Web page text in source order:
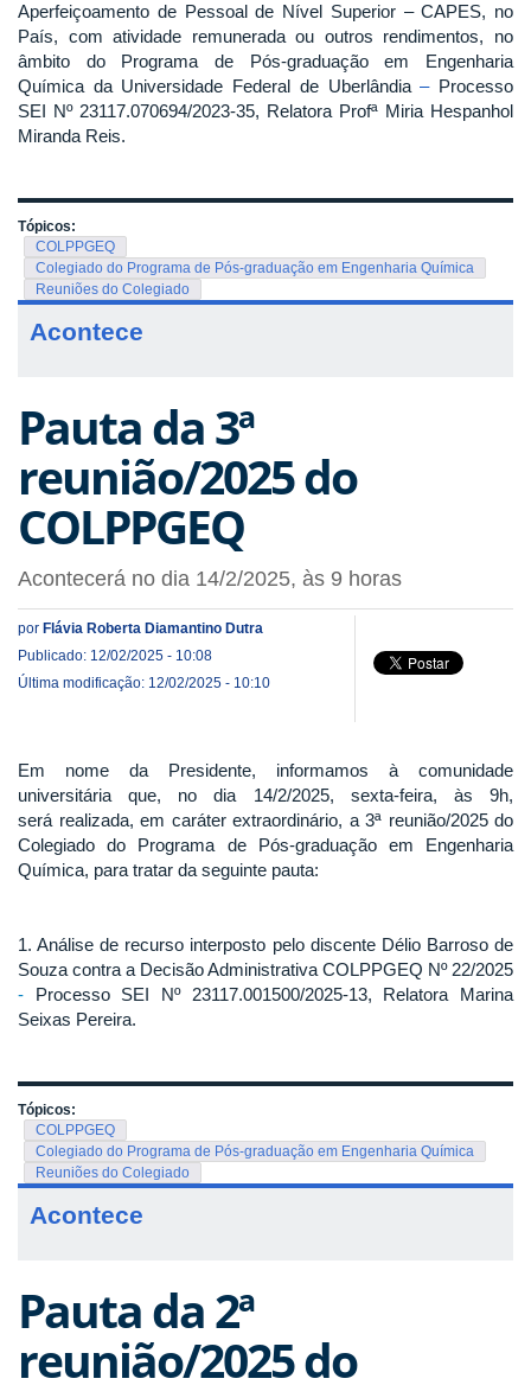
Aperfeiçoamento de Pessoal de Nível Superior – CAPES, no
País, com atividade remunerada ou outros rendimentos, no
âmbito do Programa de Pós-graduação em Engenharia
Química da Universidade Federal de Uberlândia– Processo
SEI Nº 23117.070694/2023-35, Relatora Profª Miria Hespanhol
Miranda Reis.
Tópicos:
COLPPGEQ
Colegiado do Programa de Pós-graduação em Engenharia Química
Reuniões do Colegiado
Acontece
Pauta da 3ª
reunião/2025 do
COLPPGEQ
Acontecerá no dia 14/2/2025, às 9 horas
por Flávia Roberta Diamantino Dutra
Publicado: 12/02/2025 - 10:08
Última modificação: 12/02/2025 - 10:10
Em nome da Presidente, informamos à comunidade
universitária que, no dia 14/2/2025, sexta-feira, às 9h,
será realizada, em caráter extraordinário, a 3ª reunião/2025 do
Colegiado do Programa de Pós-graduação em Engenharia
Química, para tratar da seguinte pauta:
1. Análise de recurso interposto pelo discente Délio Barroso de
Souza contra a Decisão Administrativa COLPPGEQ Nº 22/2025
- Processo SEI Nº 23117.001500/2025-13, Relatora Marina
Seixas Pereira.
Tópicos:
COLPPGEQ
Colegiado do Programa de Pós-graduação em Engenharia Química
Reuniões do Colegiado
Acontece
Pauta da 2ª
reunião/2025 do